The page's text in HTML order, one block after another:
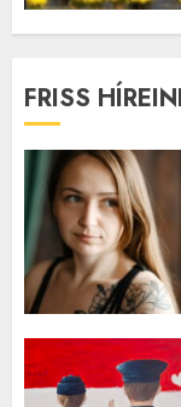
FRISS